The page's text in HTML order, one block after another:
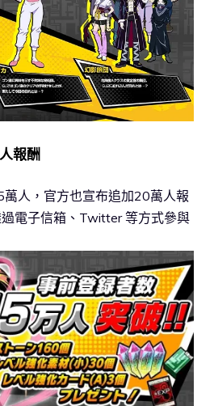
報酬
人，官方也宣布追加20萬人報
電子信箱、Twitter 等方式參與